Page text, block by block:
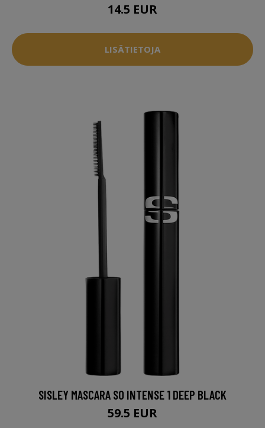
14.5 EUR
LISÄTIETOJA
SISLEY MASCARA SO INTENSE 1 DEEP BLACK
59.5 EUR